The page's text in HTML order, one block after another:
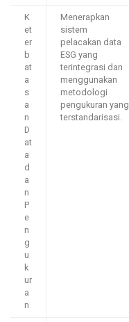
K
et
er
b
at
a
s
a
n
D
at
a
d
a
n
P
e
n
g
u
k
ur
a
n
Menerapkan
sistem
pelacakan data
ESG yang
terintegrasi dan
menggunakan
metodologi
pengukuran yang
terstandarisasi.